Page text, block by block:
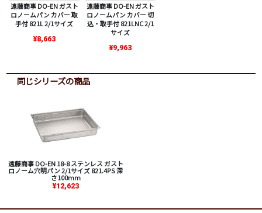
遠藤商事 DO-EN ガスト
ロノームパン カバー 取
手付 821L 2/1サイズ
¥8,663
遠藤商事 DO-EN ガスト
ロノームパン カバー 切
込・取手付 821LNC 2/1
サイズ
¥9,963
同じシリーズの商品
遠藤商事 DO-EN 18-8 ステンレス ガスト
ロノーム穴明パン 2/1サイズ 821.4PS 深
さ100mm
¥12,623